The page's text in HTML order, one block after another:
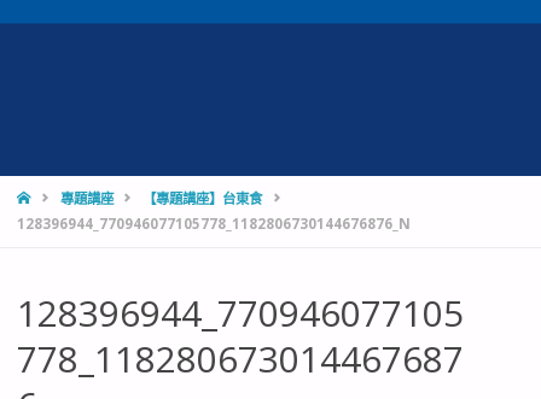
HOME專題講座
【專題講座】台東食
128396944_770946077105778_1182806730144676876_N
128396944_770946077105
778_118280673014467687